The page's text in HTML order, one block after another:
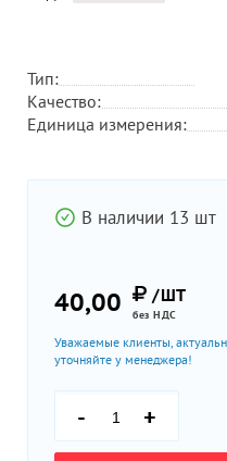
Тип:
Качество:
Единица измерения:
В наличии 13 шт
40,00 /ШТ
без НДС
Уважаемые клиенты,
уточняйте у менеджера!
- +